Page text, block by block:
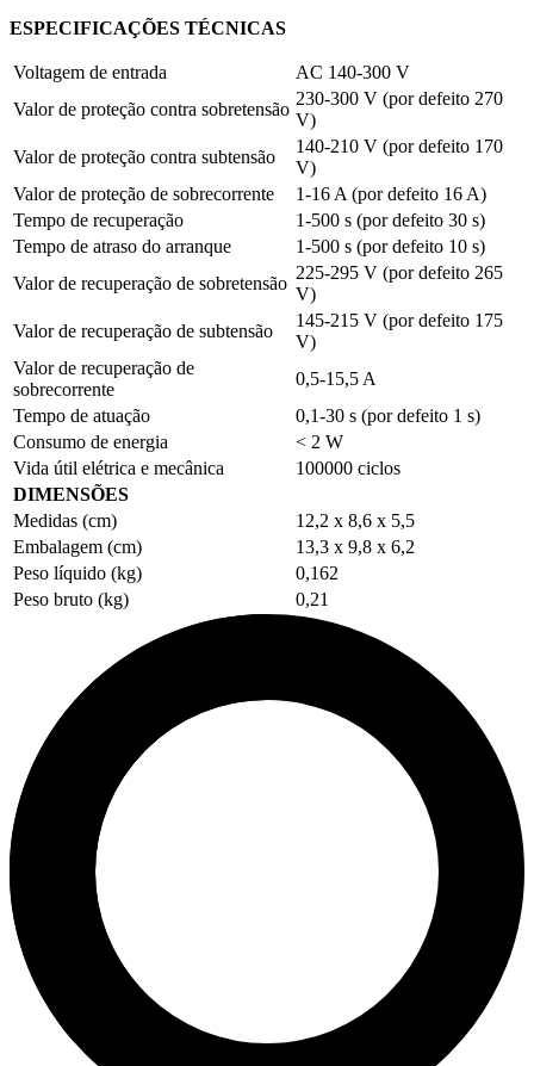
ESPECIFICAÇÕES TÉCNICAS
Voltagem de entrada AC 140-300 V
Valor de proteção contra sobretensão
230-300 V (por defeito 270
V)
Valor de proteção contra subtensão
140-210 V (por defeito 170
V)
Valor de proteção de sobrecorrente
1-16 A (por defeito 16 A)
Tempo de recuperação
1-500 s (por defeito 30 s)
Tempo de atraso do arranque
1-500 s (por defeito 10 s)
Valor de recuperação de sobretensão
225-295 V (por defeito 265
V)
Valor de recuperação de subtensão
145-215 V (por defeito 175
V)
Valor de recuperação de
sobrecorrente
0,5-15,5 A
Tempo de atuação
0,1-30 s (por defeito 1 s)
Consumo de energia
< 2 W
Vida útil elétrica e mecânica
100000 ciclos
DIMENSÕES
Medidas (cm)
12,2 x 8,6 x 5,5
Embalagem (cm)
13,3 x 9,8 x 6,2
Peso líquido (kg)
0,162
Peso bruto (kg)
0,21